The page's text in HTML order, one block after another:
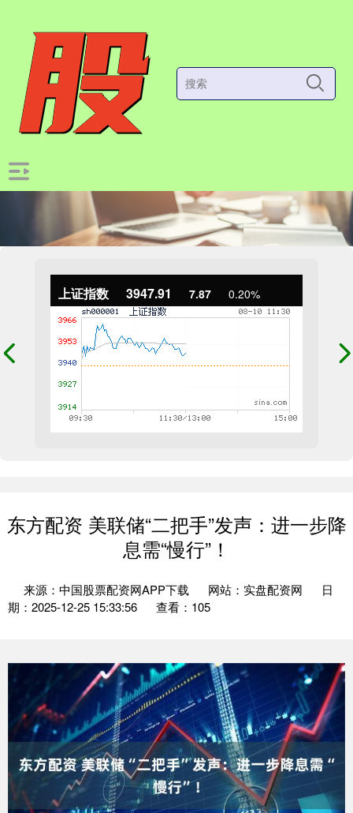
上证指数 3947.91 7.87 0.20%
东方配资 美联储“二把手”发声：进一步降
息需“慢行”！
来源：中国股票配资网APP下载 网站：实盘配资网
日
期：2025-12-25 15:33:56
查看：105